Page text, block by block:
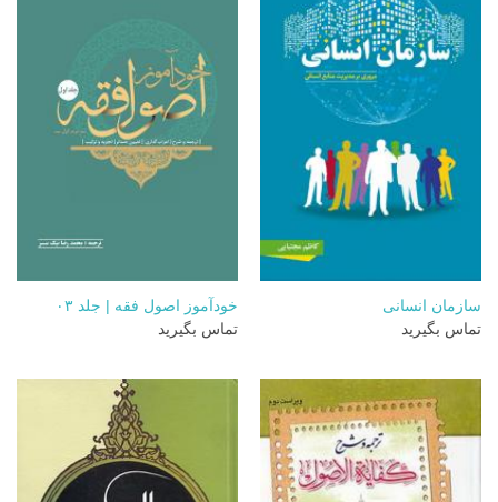
سازمان انسانی
تماس بگیرید
خودآموز اصول فقه | جلد ۰۳
تماس بگیرید